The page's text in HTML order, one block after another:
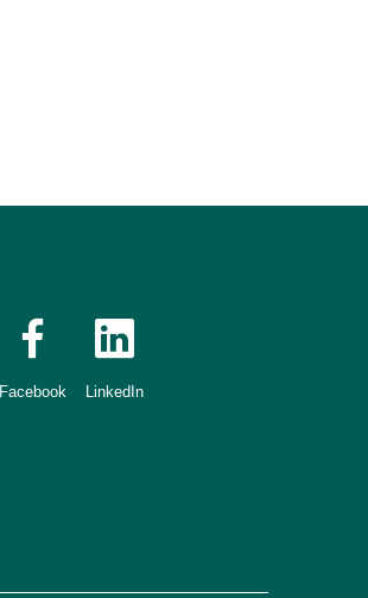
Facebook LinkedIn